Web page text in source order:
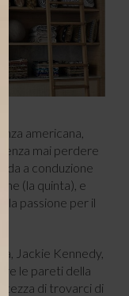
americana,
mai perdere
a conduzione
(la quinta), e
la passione per il
Jackie Kennedy,
le pareti della
di trovarci di